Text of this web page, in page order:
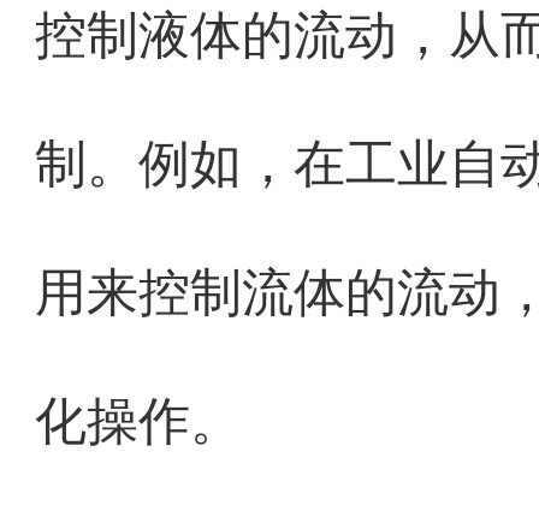
控制液体的流动，从
制。例如，在工业自
用来控制流体的流动
化操作。